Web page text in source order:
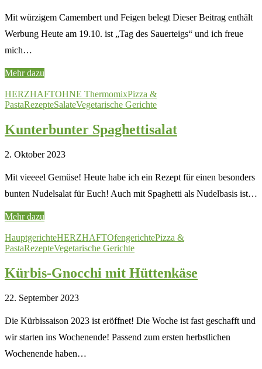
Mit würzigem Camembert und Feigen belegt Dieser Beitrag enthält
Werbung Heute am 19.10. ist „Tag des Sauerteigs“ und ich freue
mich…
Mehr dazu
HERZHAFTOHNE ThermomixPizza &
PastaRezepteSalateVegetarische Gerichte
Kunterbunter Spaghettisalat
2. Oktober 2023
Mit vieeeel Gemüse! Heute habe ich ein Rezept für einen besonders
bunten Nudelsalat für Euch! Auch mit Spaghetti als Nudelbasis ist…
Mehr dazu
HauptgerichteHERZHAFTOfengerichtePizza &
PastaRezepteVegetarische Gerichte
Kürbis-Gnocchi mit Hüttenkäse
22. September 2023
Die Kürbissaison 2023 ist eröffnet! Die Woche ist fast geschafft und
wir starten ins Wochenende! Passend zum ersten herbstlichen
Wochenende haben…